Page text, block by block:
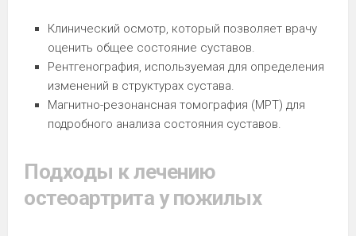
Клинический осмотр, который позволяет врачу
оценить общее состояние суставов.
Рентгенография, используемая для определения
изменений в структурах сустава.
Магнитно-резонансная томография (МРТ) для
подробного анализа состояния суставов.
Подходы к лечению
остеоартрита у пожилых